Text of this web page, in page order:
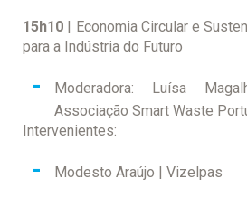
15h10 | Economia Circular e
para a Indústria do Futuro
Moderadora: Luísa
Associação Smart Waste
Intervenientes:
Modesto Araújo | Vizelpas